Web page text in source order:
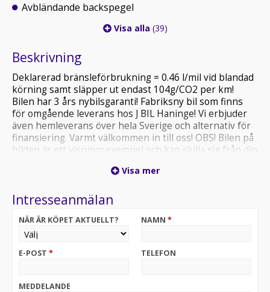
Avbländande backspegel
Visa alla (39)
Beskrivning
Deklarerad bränsleförbrukning = 0.46 l/mil vid blandad
körning samt släpper ut endast 104g/CO2 per km!
Bilen har 3 års nybilsgaranti! Fabriksny bil som finns
för omgående leverans hos J BIL Haninge! Vi erbjuder
även hemleverans över hela Sverige och alternativ för
finansiering. Varmt välkommen in till oss! OBS! Bilen på
bilden är ett visningsexempel och kan skilja sig från din
Visa mer
Intresseanmälan
NÄR ÄR KÖPET AKTUELLT? NAMN *
E-POST * TELEFON
MEDDELANDE